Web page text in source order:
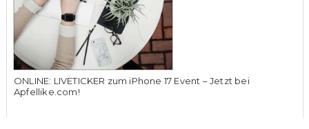
ONLINE: LIVETICKER zum iPhone 17 Event – Jetzt bei
Apfellike.com!